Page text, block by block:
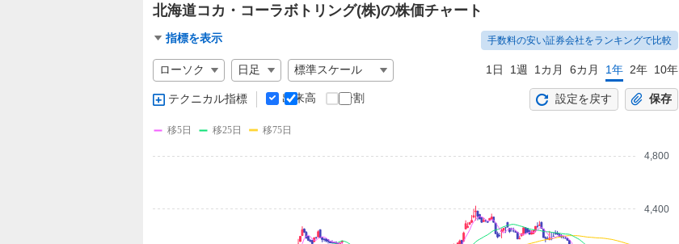
北海道コカ・コーラボトリング(株)の株価チャート
チ
ャ
ー
ト
指
標
手数料の安い証券会社をランキングで比較
指標を表示
チ
ャ
ー
の
定
1日 1週 1カ月 6カ月 1年 2年 10年
テクニカル指標 出来高 分割 設定を戻す 保存
4,400
4,800
移5日 移25日 移75日